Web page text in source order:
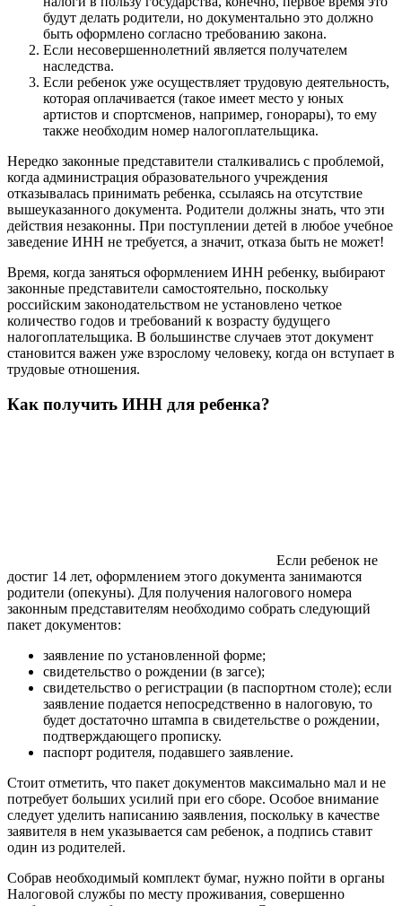
будут делать родители, но документально это должно
быть оформлено согласно требованию закона.
Если несовершеннолетний является получателем
наследства.
Если ребенок уже осуществляет трудовую деятельность,
которая оплачивается (такое имеет место у юных
артистов и спортсменов, например, гонорары), то ему
также необходим номер налогоплательщика.
Нередко законные представители сталкивались с проблемой,
когда администрация образовательного учреждения
отказывалась принимать ребенка, ссылаясь на отсутствие
вышеуказанного документа. Родители должны знать, что эти
действия незаконны. При поступлении детей в любое учебное
заведение ИНН не требуется, а значит, отказа быть не может!
Время, когда заняться оформлением ИНН ребенку, выбирают
законные представители самостоятельно, поскольку
российским законодательством не установлено четкое
количество годов и требований к возрасту будущего
налогоплательщика. В большинстве случаев этот документ
становится важен уже взрослому человеку, когда он вступает в
трудовые отношения.
Как получить ИНН для ребенка?
Если ребенок не
достиг 14 лет, оформлением этого документа занимаются
родители (опекуны). Для получения налогового номера
законным представителям необходимо собрать следующий
пакет документов:
заявление по установленной форме;
свидетельство о рождении (в загсе);
свидетельство о регистрации (в паспортном столе); если
заявление подается непосредственно в налоговую, то
будет достаточно штампа в свидетельстве о рождении,
подтверждающего прописку.
паспорт родителя, подавшего заявление.
Стоит отметить, что пакет документов максимально мал и не
потребует больших усилий при его сборе. Особое внимание
следует уделить написанию заявления, поскольку в качестве
заявителя в нем указывается сам ребенок, а подпись ставит
один из родителей.
Собрав необходимый комплект бумаг, нужно пойти в органы
Налоговой службы по месту проживания, совершенно